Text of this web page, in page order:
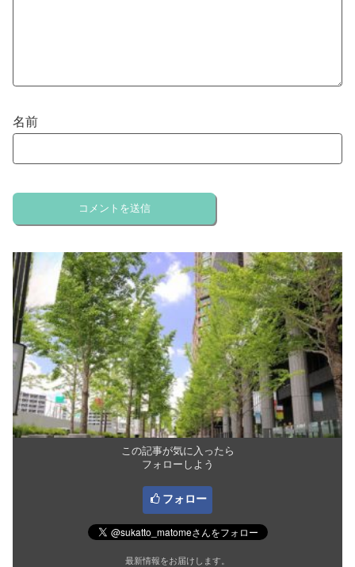
名前
この記事が気に入ったら
フォローしよう
フォロー
最新情報をお届けします。